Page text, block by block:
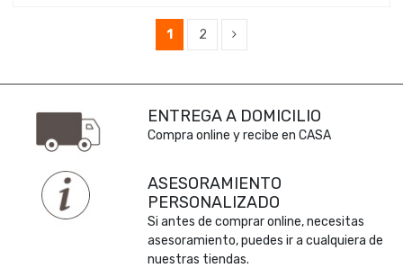
1 2
ENTREGA A DOMICILIO
Compra online y recibe en CASA
ASESORAMIENTO
PERSONALIZADO
Si antes de comprar online, necesitas
asesoramiento, puedes ir a cualquiera de
nuestras tiendas.